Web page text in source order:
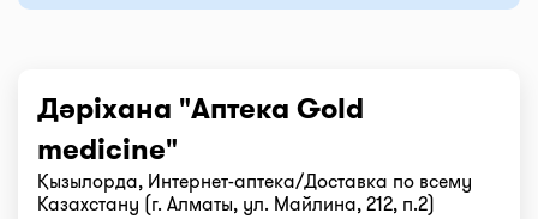
Дәріхана "Аптека Gold
medicine"
Қызылорда, Интернет-аптека/Доставка по всему
Казахстану (г. Алматы, ул. Майлина, 212, п.2)